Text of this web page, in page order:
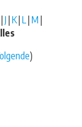
J K| L M
)